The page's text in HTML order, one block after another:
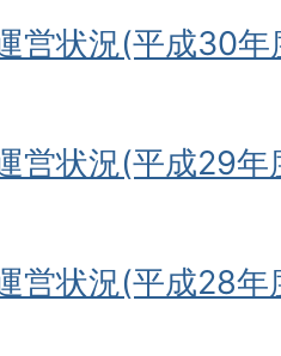
営状況(平成30
営状況(平成29
営状況(平成28